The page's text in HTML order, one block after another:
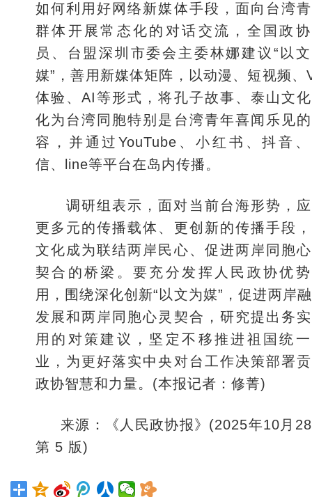
如何利用好网络新媒体手段，面向台湾
群体开展常态化的对话交流，全国政
员、台盟深圳市委会主委林娜建议“以
媒”，善用新媒体矩阵，以动漫、短视频、
体验、AI等形式，将孔子故事、泰山文
化为台湾同胞特别是台湾青年喜闻乐见
容，并通过YouTube、小红书、抖音
信、line等平台在岛内传播。
调研组表示，面对当前台海形势，
更多元的传播载体、更创新的传播手段
文化成为联结两岸民心、促进两岸同胞
契合的桥梁。要充分发挥人民政协优
用，围绕深化创新“以文为媒”，促进两岸
发展和两岸同胞心灵契合，研究提出务
用的对策建议，坚定不移推进祖国统
业，为更好落实中央对台工作决策部署
政协智慧和力量。(本报记者：修菁)
来源：《人民政协报》(2025年10月
第 5 版)